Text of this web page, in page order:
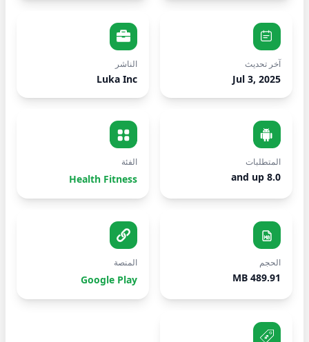
آخر تحديث
Jul 3, 2025
الناشر
Luka Inc
المتطلبات
8.0 and up
الفئة
Health Fitness
الحجم
489.91 MB
المنصة
Google Play